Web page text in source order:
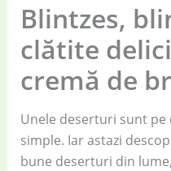
Blintzes,
clătite
cremă de
Unele deserturi sunt pe
simple. Iar astazi
bune deserturi din